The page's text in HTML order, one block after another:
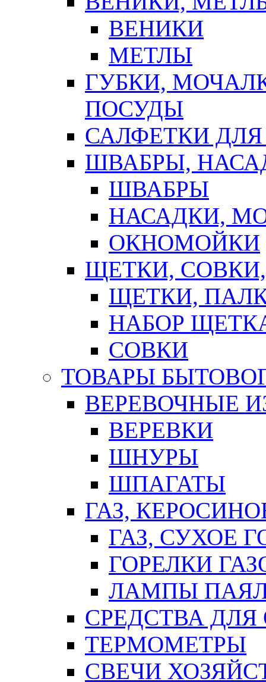
ВЕНИКИ
МЕТЛЫ
ГУБКИ,
ПОСУДЫ
САЛФЕТКИ
ШВАБРЫ,
ШВАБРЫ
НАСАДКИ,
ОКНОМОЙКИ
ЩЕТКИ,
ЩЕТКИ,
НАБОР
СОВКИ
ТОВАРЫ
ВЕРЕВОЧНЫЕ
ВЕРЕВКИ
ШНУРЫ
ШПАГАТЫ
ГАЗ,
ГАЗ, СУХОЕ
ГОРЕЛКИ
ЛАМПЫ
СРЕДСТВА
ТЕРМОМЕТРЫ
СВЕЧИ